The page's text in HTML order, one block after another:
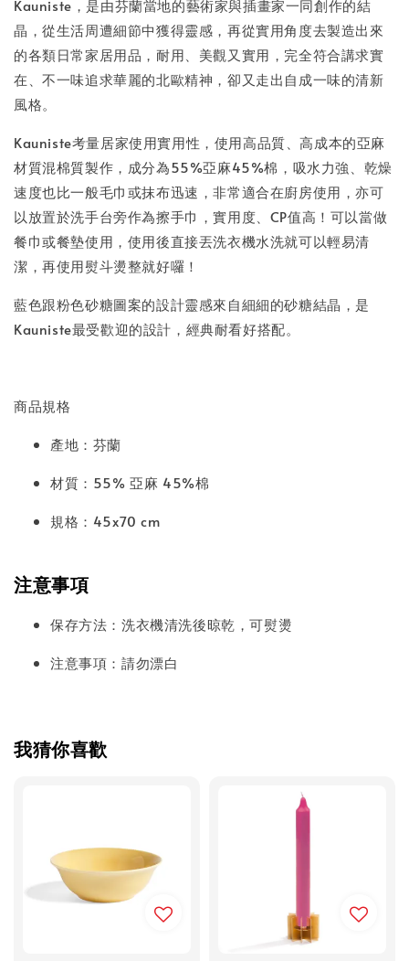
Kauniste，是由芬蘭當地的藝術家與插畫家一同創作的結
晶，從生活周遭細節中獲得靈感，再從實用角度去製造出來
的各類日常家居用品，耐用、美觀又實用，完全符合講求實
在、不一味追求華麗的北歐精神，卻又走出自成一味的清新
風格。
Kauniste考量居家使用實用性，使用高品質、高成本的亞麻
材質混棉質製作，成分為55%亞麻45%棉，吸水力強、乾燥
速度也比一般毛巾或抹布迅速，非常適合在廚房使用，亦可
以放置於洗手台旁作為擦手巾，實用度、CP值高！可以當做
餐巾或餐墊使用，使用後直接丟洗衣機水洗就可以輕易清
潔，再使用熨斗燙整就好囉！
藍色跟粉色砂糖圖案的設計靈感來自細細的砂糖結晶，是
Kauniste最受歡迎的設計，經典耐看好搭配。
商品規格
產地：芬蘭
材質：55% 亞麻 45%棉
規格：45x70 cm
注意事項
保存方法：洗衣機清洗後晾乾，可熨燙
注意事項：請勿漂白
我猜你喜歡